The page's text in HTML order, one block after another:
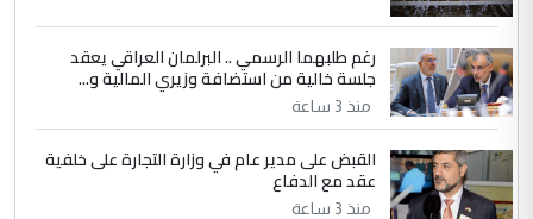
عبد الأمير جاسم هليل
التعليق : نحن اباء الطلاب الأوائل على العراق
نتشرف بلقاء السيد احمد الصافي في العتبات
الحسنية لزرع ...
الموضوع :
مكتب السيد احمد الصافي : لا يوجود
لدينا اي حساب على الفيس بوك وتويتر
رغم طلبهما الرسمي .. البرلمان العراقي يعقد
جلسة خالية من استضافة وزيري المالية و...
منذ 3 ساعة
القبض على مدير عام في وزارة التجارة على خلفية
عقد مع الدفاع
منذ 3 ساعة